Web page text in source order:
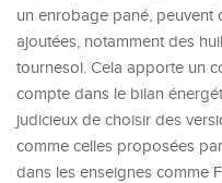
un enrobage pané, peuvent
ajoutées, notamment des
tournesol. Cela apporte un
compte dans le bilan
judicieux de choisir des
comme celles proposées
dans les enseignes comme